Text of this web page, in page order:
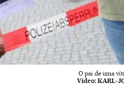
O pai de uma
Vídeo: KARL-